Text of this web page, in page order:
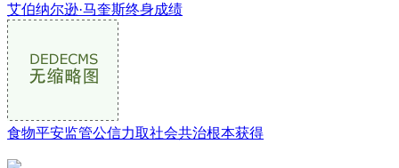
艾伯纳尔逊·马奎斯终身成绩
食物平安监管公信力取社会共治根本获得